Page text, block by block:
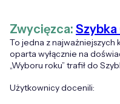
Zwycięzca:
To jedna z
oparta wyłącznie na
„Wyboru roku” trafił do
Użytkownicy docenili: